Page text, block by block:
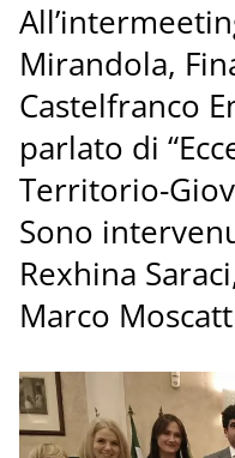
Mirandola,
Castelfranco
parlato di
Territorio-
Sono
Rexhina
Marco